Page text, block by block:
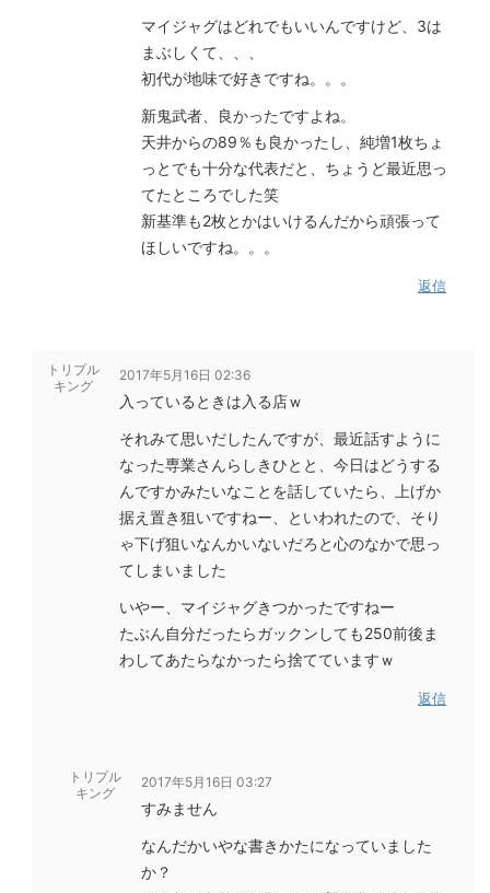
マイジャグはどれでもいいんですけど、3は
まぶしくて、、、
初代が地味で好きですね。。。
新鬼武者、良かったですよね。
天井からの89％も良かったし、純増1枚ちょ
っとでも十分な代表だと、ちょうど最近思っ
てたところでした笑
新基準も2枚とかはいけるんだから頑張って
ほしいですね。。。
返信
トリプル
キング
2017年5月16日 02:36
入っているときは入る店ｗ
それみて思いだしたんですが、最近話すように
なった専業さんらしきひとと、今日はどうする
んですかみたいなことを話していたら、上げか
据え置き狙いですねー、といわれたので、そり
ゃ下げ狙いなんかいないだろと心のなかで思っ
てしまいました
いやー、マイジャグきつかったですねー
たぶん自分だったらガックンしても250前後ま
わしてあたらなかったら捨てていますｗ
返信
トリプル
キング
2017年5月16日 03:27
すみません
なんだかいやな書きかたになっていました
か？